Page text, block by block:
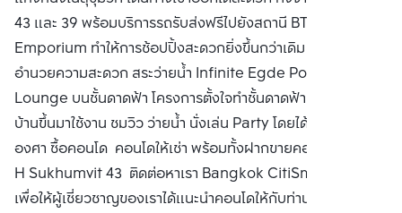
43 และ 39 พร้อมบริการรถรับส่งฟรีไปยังสถานี BTS และ
Emporium ทำให้การช้อปปิ้งสะดวกยิ่งขึ้นกว่าเดิม พร้อมสิ่ง
อำนวยความสะดวก สระว่ายน้ำ Infinite Egde Pool + Sky
Lounge บนชั้นดาดฟ้า โครงการตั้งใจทำชั้นดาดฟ้าเป็นชั้นที่ลูก
บ้านขึ้นมาใช้งาน ชมวิว ว่ายน้ำ นั่งเล่น Party โดยได้วิว 360
องศา ซื้อคอนโด คอนโดให้เช่า พร้อมทั้งฝากขายคอนโดมิเนียม
H Sukhumvit 43 ติดต่อหาเรา Bangkok CitiSmart ได้ทันที
เพื่อให้ผู้เชี่ยวชาญของเราได้แนะนำคอนโดให้กับท่าน